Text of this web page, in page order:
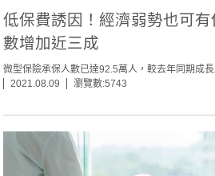
低保費誘因！經濟弱勢也可
數增加近三成
微型保險承保人數已達92.5萬人，較去年同期成
2021.08.09
瀏覽數:5743